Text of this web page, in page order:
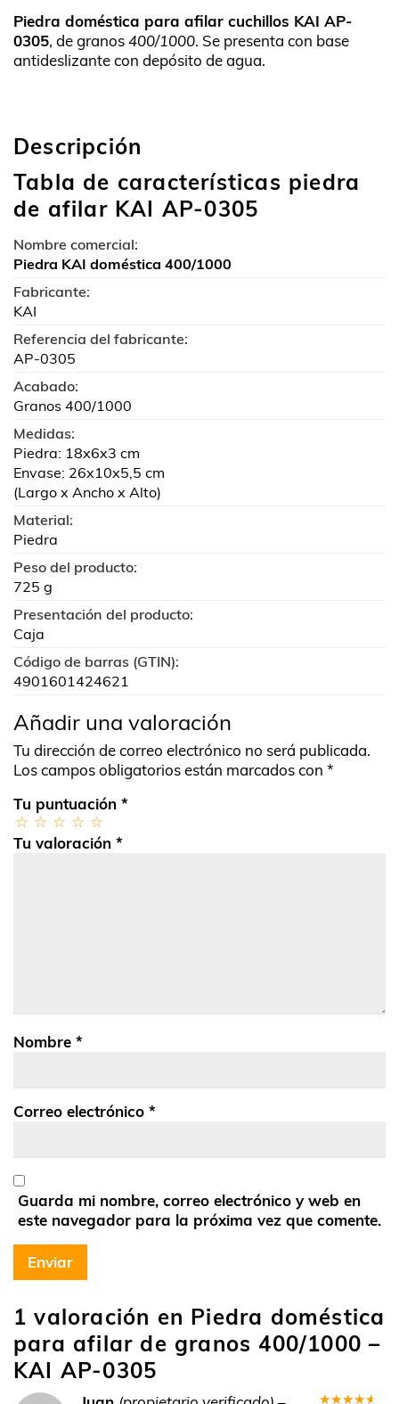
4.00
sobre 5
de
cliente
Piedra doméstica para afilar cuchillos KAI AP-
0305, de granos400/1000. Se presenta con base
antideslizante con depósito de agua.
Descripción
Tabla de características piedra
de afilar KAI AP-0305
Nombre comercial:
Piedra KAI doméstica 400/1000
Fabricante:
KAI
Referencia del fabricante:
AP-0305
Acabado:
Granos 400/1000
Medidas:
Piedra: 18x6x3 cm
Envase: 26x10x5,5 cm
(Largo x Ancho x Alto)
Material:
Piedra
Peso del producto:
725 g
Presentación del producto:
Caja
Código de barras (GTIN):
4901601424621
1 valoración en Piedra doméstica
para afilar de granos 400/1000 –
KAI AP-0305
Añadir una valoración
Tu dirección de correo electrónico no será publicada.
Los campos obligatorios están marcados con *
Tu puntuación *
Tu valoración *
Nombre *
Correo electrónico *
Guarda mi nombre, correo electrónico y web en
este navegador para la próxima vez que comente.